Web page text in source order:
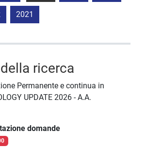
2021
ricerca
Permanente e continua in
UPDATE 2026 - A.A.
domande